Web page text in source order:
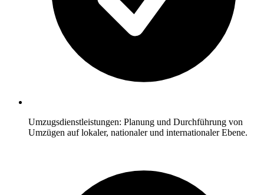
Umzugsdienstleistungen: Planung und Durchführung von
Umzügen auf lokaler, nationaler und internationaler Ebene.